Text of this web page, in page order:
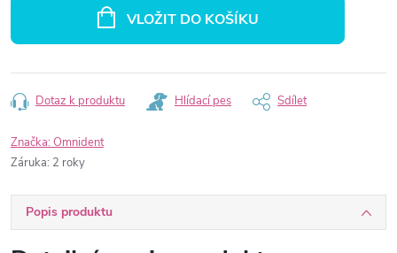
VLOŽIT DO KOŠÍKU
Dotaz k produktu Hlídací pes Sdílet
Značka: Omnident
Záruka: 2 roky
Popis produktu